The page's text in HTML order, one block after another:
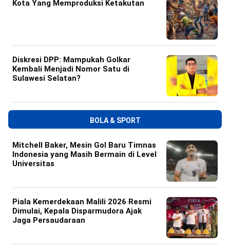
Kota Yang Memproduksi Ketakutan
Diskresi DPP: Mampukah Golkar
Kembali Menjadi Nomor Satu di
Sulawesi Selatan?
BOLA & SPORT
Mitchell Baker, Mesin Gol Baru Timnas
Indonesia yang Masih Bermain di Level
Universitas
Piala Kemerdekaan Malili 2026 Resmi
Dimulai, Kepala Disparmudora Ajak
Jaga Persaudaraan